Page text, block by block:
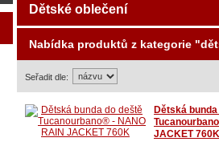
Dětské oblečení
Nabídka produktů z kategorie
Seřadit dle:
↓
Dětská
JACKET 760K